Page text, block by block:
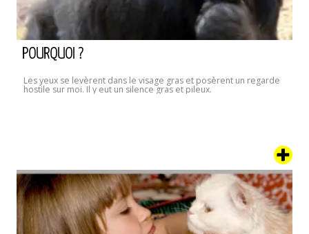
POURQUOI ?
Les yeux se levèrent dans le visage gras et posèrent un regarde
hostile sur moi. Il y eut un silence gras et pileux.